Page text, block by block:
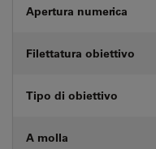
Apertura numerica
Filettatura obiettivo
Tipo di obiettivo
A molla